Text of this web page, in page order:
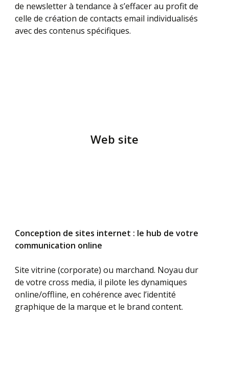
de newsletter à tendance à s’effacer au profit de
celle de création de contacts email individualisés
avec des contenus spécifiques.
Web site
Conception de sites internet : le hub de votre
communication online
Site vitrine (corporate) ou marchand. Noyau dur
de votre cross media, il pilote les dynamiques
online/offline, en cohérence avec l’identité
graphique de la marque et le brand content.